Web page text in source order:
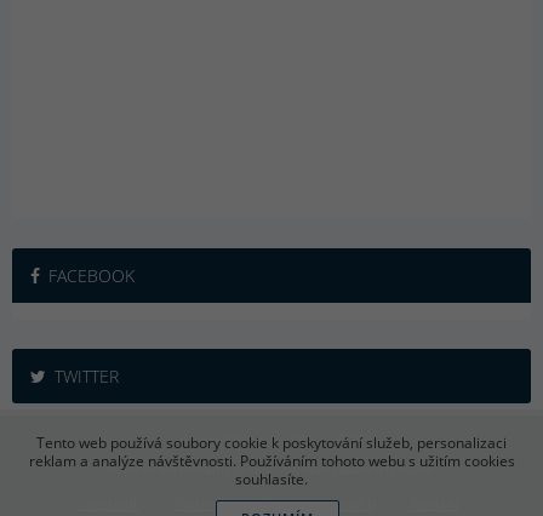
FACEBOOK
TWITTER
Partneři Podmínky použití
iSport365.cz © 2015 – 2026
Kopírování obsahu je bez souhlasu autora trestné.
Tento web používá soubory cookie k poskytování služeb, personalizaci
reklam a analýze návštěvnosti. Používáním tohoto webu s užitím cookies
souhlasíte.